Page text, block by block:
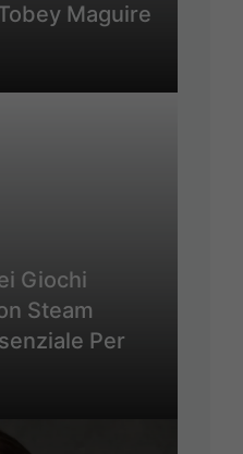
Maguire
Giochi
Steam
Per